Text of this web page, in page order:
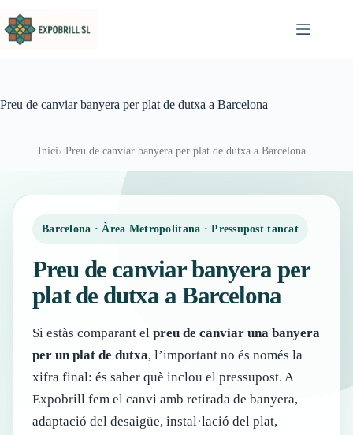
Preu de canviar banyera per plat de dutxa a Barcelona
Inici Preu de canviar banyera per plat de dutxa a Barcelona
Barcelona · Àrea Metropolitana · Pressupost tancat
Preu de canviar banyera per
plat de dutxa a Barcelona
Si estàs comparant el preu de canviar una banyera
per un plat de dutxa, l’important no és només la
xifra final: és saber què inclou el pressupost. A
Expobrill fem el canvi amb retirada de banyera,
adaptació del desaigüe, instal·lació del plat,